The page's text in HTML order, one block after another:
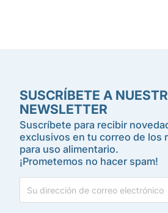
SUSCRÍBETE A
NEWSLETTER
Suscríbete para recibir
exclusivos en tu correo de los
para uso alimentario.
¡Prometemos no hacer spam!